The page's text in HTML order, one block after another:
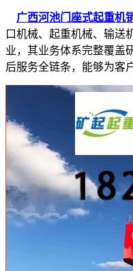
广西河池门座式起重机
口机械、起重机械、输送
业，其业务体系完整覆盖
后服务全链条，能够为客